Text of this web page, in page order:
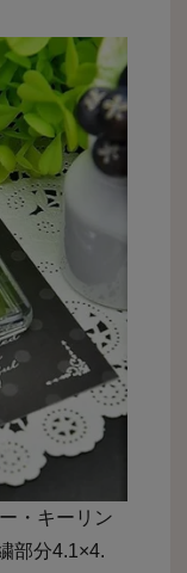
・キーリン
部分4.1×4.